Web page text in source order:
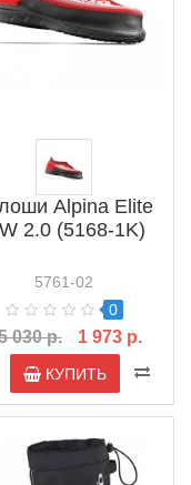
Alpina Elite
2.0 (5168-1K)
5761-02
0
030 р. 1 973 р.
КУПИТЬ